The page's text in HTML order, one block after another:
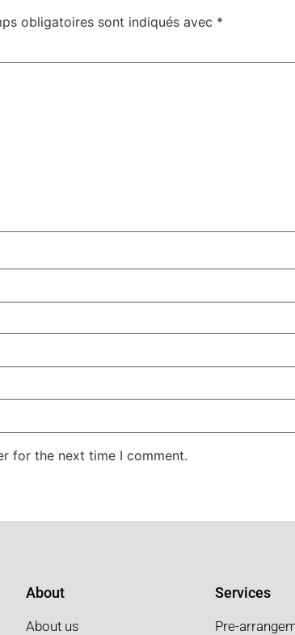
obligatoires sont indiqués avec *
for the next time I comment.
About
About us
Services
Pre-